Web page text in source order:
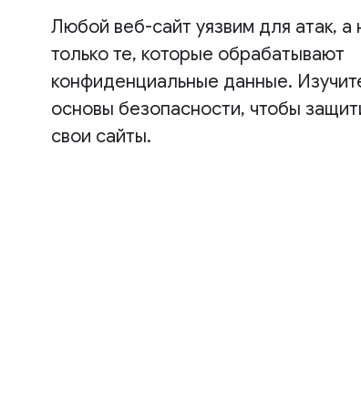
Любой веб-сайт уязвим для атак, а
только те, которые обрабатывают
конфиденциальные данные.
основы безопасности, чтобы
свои сайты.